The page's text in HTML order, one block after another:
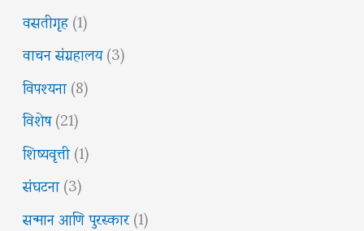
वसतीगृह(1)
वाचन संग्रहालय(3)
विपश्यना(8)
विशेष(21)
शिष्यवृत्ती(1)
संघटना(3)
सन्मान आणि पुरस्कार(1)